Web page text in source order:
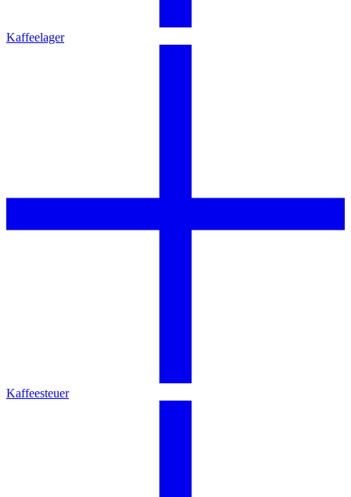
Kaffeelager
Kaffeesteuer